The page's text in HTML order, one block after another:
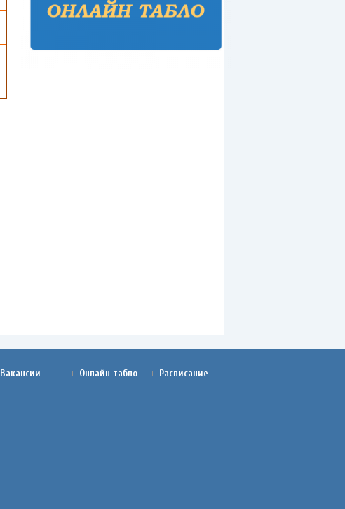
Вакансии Онлайн табло Расписание